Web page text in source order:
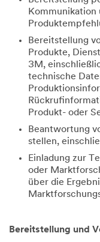
Bereitstellung
Produkte,
3M,
technische
Produkt- oder
Beantwortung
stellen,
Einladung zur
oder
über die
Bereitstellung und